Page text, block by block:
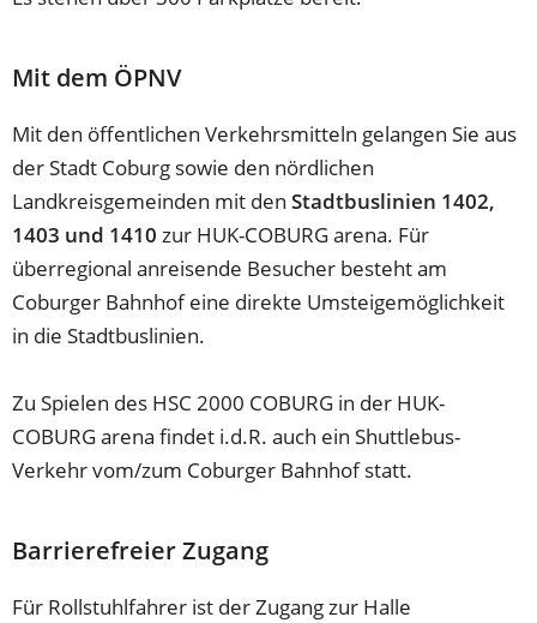
Mit dem ÖPNV
Mit den öffentlichen Verkehrsmitteln gelangen Sie aus
der Stadt Coburg sowie den nördlichen
Landkreisgemeinden mit denStadtbuslinien 1402,
1403 und 1410 zur HUK-COBURG arena. Für
überregional anreisende Besucher besteht am
Coburger Bahnhof eine direkte Umsteigemöglichkeit
in die Stadtbuslinien.
Zu Spielen des HSC 2000 COBURG in der HUK-
COBURG arena findet i.d.R. auch ein Shuttlebus-
Verkehr vom/zum Coburger Bahnhof statt.
Barrierefreier Zugang
Für Rollstuhlfahrer ist der Zugang zur Halle